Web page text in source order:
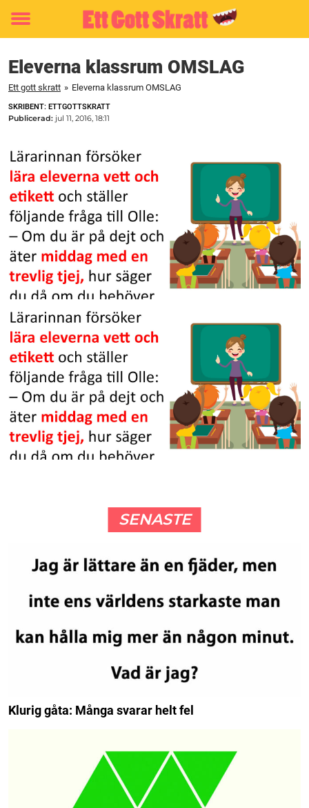
Toggle
Eleverna klassrum OMSLAG
Ett gott skratt » Eleverna klassrum OMSLAG
SKRIBENT: ETTGOTTSKRATT
Publicerad: jul 11, 2016, 18:11
SENASTE
Klurig gåta: Många svarar helt fel